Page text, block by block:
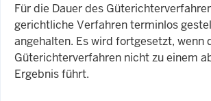
Für die Dauer des
gerichtliche Verfahren terminlos
angehalten. Es wird fortgesetzt, wenn
Güterichterverfahren nicht zu einem
Ergebnis führt.